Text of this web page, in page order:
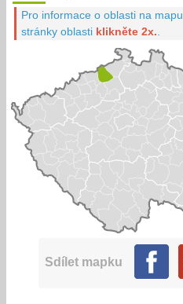
Pro informace o oblasti na mapu
stránky oblasti klikněte 2x.
Sdílet mapku